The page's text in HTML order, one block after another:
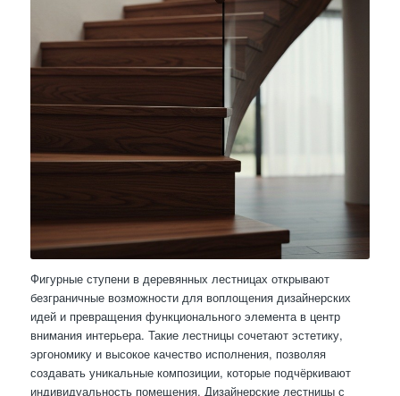
Фигурные ступени в деревянных лестницах открывают
безграничные возможности для воплощения дизайнерских
идей и превращения функционального элемента в центр
внимания интерьера. Такие лестницы сочетают эстетику,
эргономику и высокое качество исполнения, позволяя
создавать уникальные композиции, которые подчёркивают
индивидуальность помещения. Дизайнерские лестницы с